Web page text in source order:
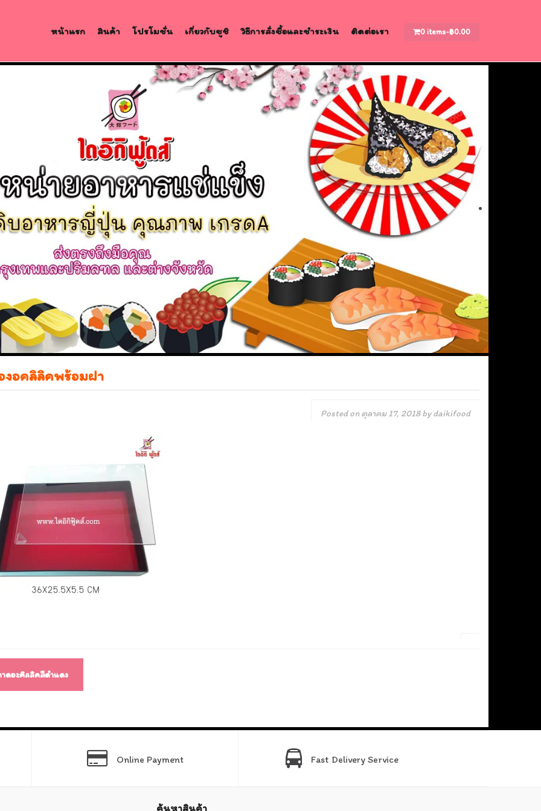
หน้าแรก สินค้า โปรโมชั่น เกี่ยวกับซูชิ วิธีการสั่งซื้อและชำระเงิน ติดต่อเรา 0 items-฿0.00
งอคลิลิคพร้อมฝา
Posted onตุลาคม 17, 2018bydaikifood
ดอะคิลลิคสีดำแดง
Online Payment Fast Delivery Service
ค้นหาสินค้า